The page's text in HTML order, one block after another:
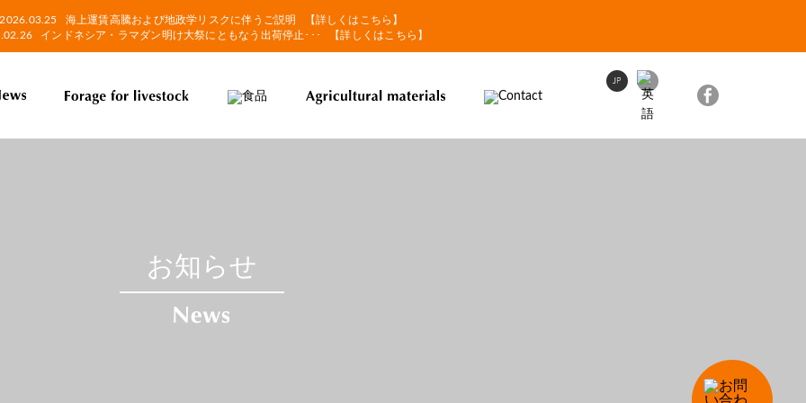
2026.03.25 海上運賃高騰および地政学リスクに伴うご説明
【詳しくはこちら】
インドネシア・ラマダン明け大祭にともなう出荷停止･･･ 【詳しくはこちら】
お知らせ